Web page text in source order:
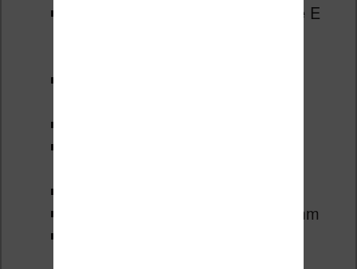
Ecran tactile à encre électronique E
Dimensions de 193 x 227 x 7,5 mm